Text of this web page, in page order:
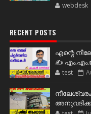
webdesk
RECENT POSTS
എന്റെ
✍️
test